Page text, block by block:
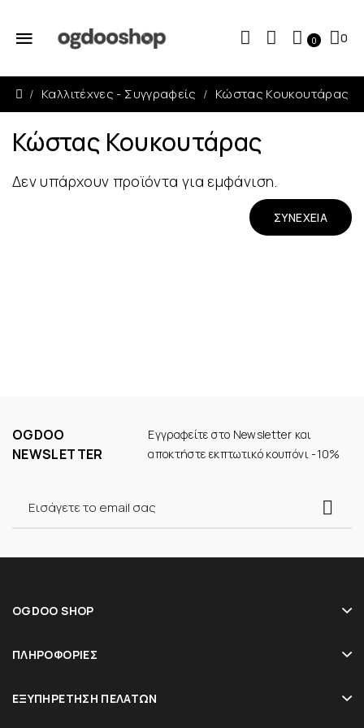
0 0
Καλλιτέχνες - Συγγραφείς Κώστας Κουκουτάρας
Κώστας Κουκουτάρας
Δεν υπάρχουν προϊόντα για εμφάνιση.
ΣΥΝΈΧΕΙΑ
OGDOO
NEWSLETTER
Εγγραφείτε στο Newsletter και
αποκτήστε εκπτωτικό κουπόνι -10%
OGDOO SHOP
ΠΛΗΡΟΦΟΡΊΕΣ
ΕΞΥΠΗΡΈΤΗΣΗ ΠΕΛΑΤΏΝ